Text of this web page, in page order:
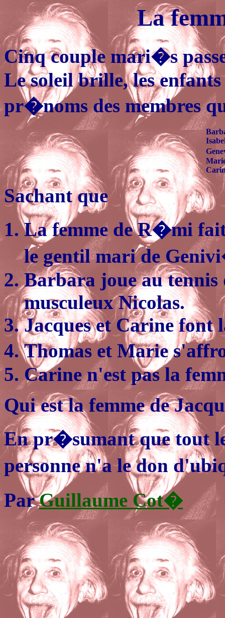
La
Cinq couple mari�s
Le soleil brille, les
pr�noms des membres
Sachant que
La femme de R�mi
le gentil mari de
Barbara joue au tennis
musculeux Nicolas.
Jacques et Carine font
Thomas et Marie
Carine n'est pas la
Qui est la femme de
En pr�sumant que tout
personne n'a le don
ParGuillaume Cot�